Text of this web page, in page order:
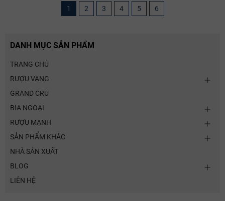
1 2 3 4 5 6
DANH MỤC SẢN PHẨM
TRANG CHỦ
RƯỢU VANG
GRAND CRU
BIA NGOẠI
RƯỢU MẠNH
SẢN PHẨM KHÁC
NHÀ SẢN XUẤT
BLOG
LIÊN HỆ